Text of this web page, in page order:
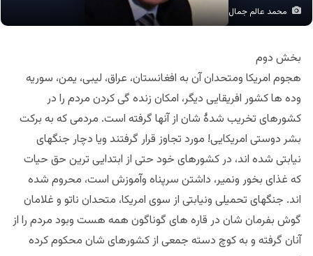
محمد عالم جمال
بخش دوم
هجوم امریکا ومتحدان آن به افغانستان، عراق، لیبی، یمن، سوریه
وده ها کشور افریقایی دیگر، امکان زنده گی کردن مردم را در
کشورهای تخریب شدۀ شان از آنها گرفته است. مردمی که به برکت
بشر دوستی امریکایی! مورد تجاوز قرار گرفتند ویا دچار جنگهای
نیابتی شده اند، در کشورهای خود حتی از ابتدایی ترین حق حیات
که غذای بخور ونمیر، داشتن سرپناه وآموزش است، محروم شده
اند. جنگهای تحمیلی ونیابتی از سوی امریکا، متحدان ناتو و غلامان
گوش بفرمان شان در قاره های گوناگون همه هست وبود مردم را از
آنان گرفته و به کوچ دسته جمعی از کشورهای شان محکوم کرده